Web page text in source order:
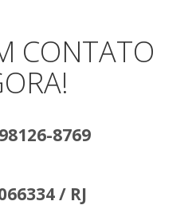
CONTATO
8769
/ RJ